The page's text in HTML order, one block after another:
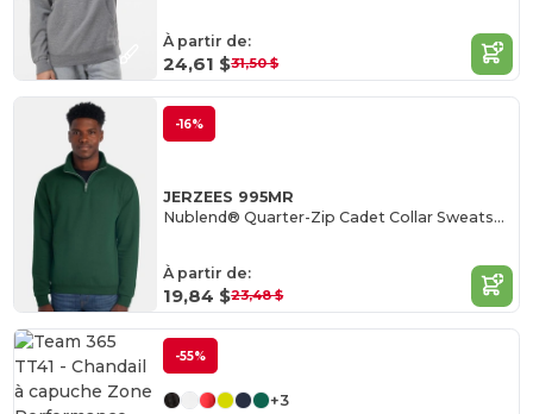
À partir de:
24,61 $31,50 $
-16%
JERZEES 995MR
Nublend® Quarter-Zip Cadet Collar Sweatshirt
À partir de:
19,84 $23,48 $
-55%
+3